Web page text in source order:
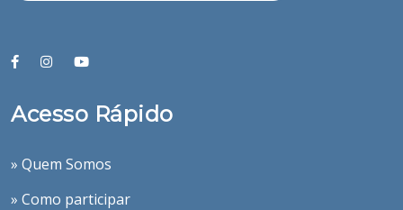
Acesso Rápido
» Quem Somos
» Como participar